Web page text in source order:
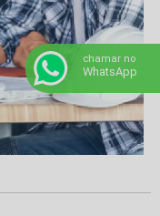
chamar no
WhatsApp